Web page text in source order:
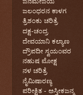
ಜಲಂಧರನ ಕಾಳಗ
ತ್ರಿಶಂಕು ಚರಿತ್ರೆ
ದಕ್ಷ-ಚ೦ದ್ರ
ದೇವಯಾನಿ ಕಲ್ಯಾಣ
ದ್ರೌಪದೀ ಸ್ವಯಂವರ
ನಹುಷ ಮೋಕ್ಷ
ನಳ ಚರಿತ್ರೆ
ನೈಮಿಷಾರಣ್ಯ
ಪರೀಕ್ಷಿತ - ಅಸ್ತೀಕಜನ್ಮ